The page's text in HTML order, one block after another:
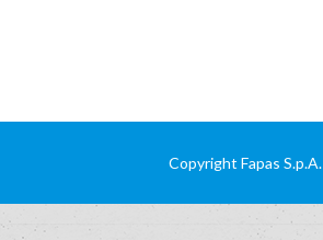
Copyright Fapas S.p.A.